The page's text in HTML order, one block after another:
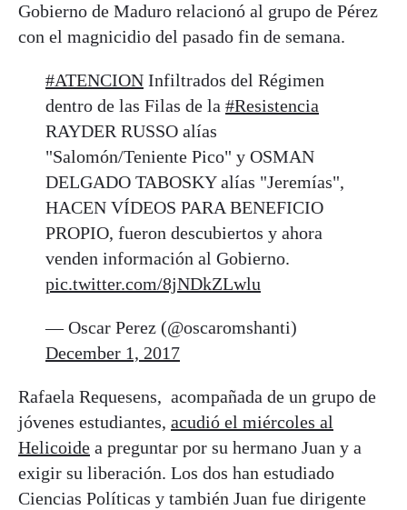
Gobierno de Maduro relacionó al grupo de Pérez
con el magnicidio del pasado fin de semana.
#ATENCION Infiltrados del Régimen
dentro de las Filas de la #Resistencia
RAYDER RUSSO alías
"Salomón/Teniente Pico" y OSMAN
DELGADO TABOSKY alías "Jeremías",
HACEN VÍDEOS PARA BENEFICIO
PROPIO, fueron descubiertos y ahora
venden información al Gobierno.
pic.twitter.com/8jNDkZLwlu
— Oscar Perez (@oscaromshanti)
December 1, 2017
Rafaela Requesens, acompañada de un grupo de
jóvenes estudiantes, acudió el miércoles al
Helicoide a preguntar por su hermano Juan y a
exigir su liberación. Los dos han estudiado
Ciencias Políticas y también Juan fue dirigente